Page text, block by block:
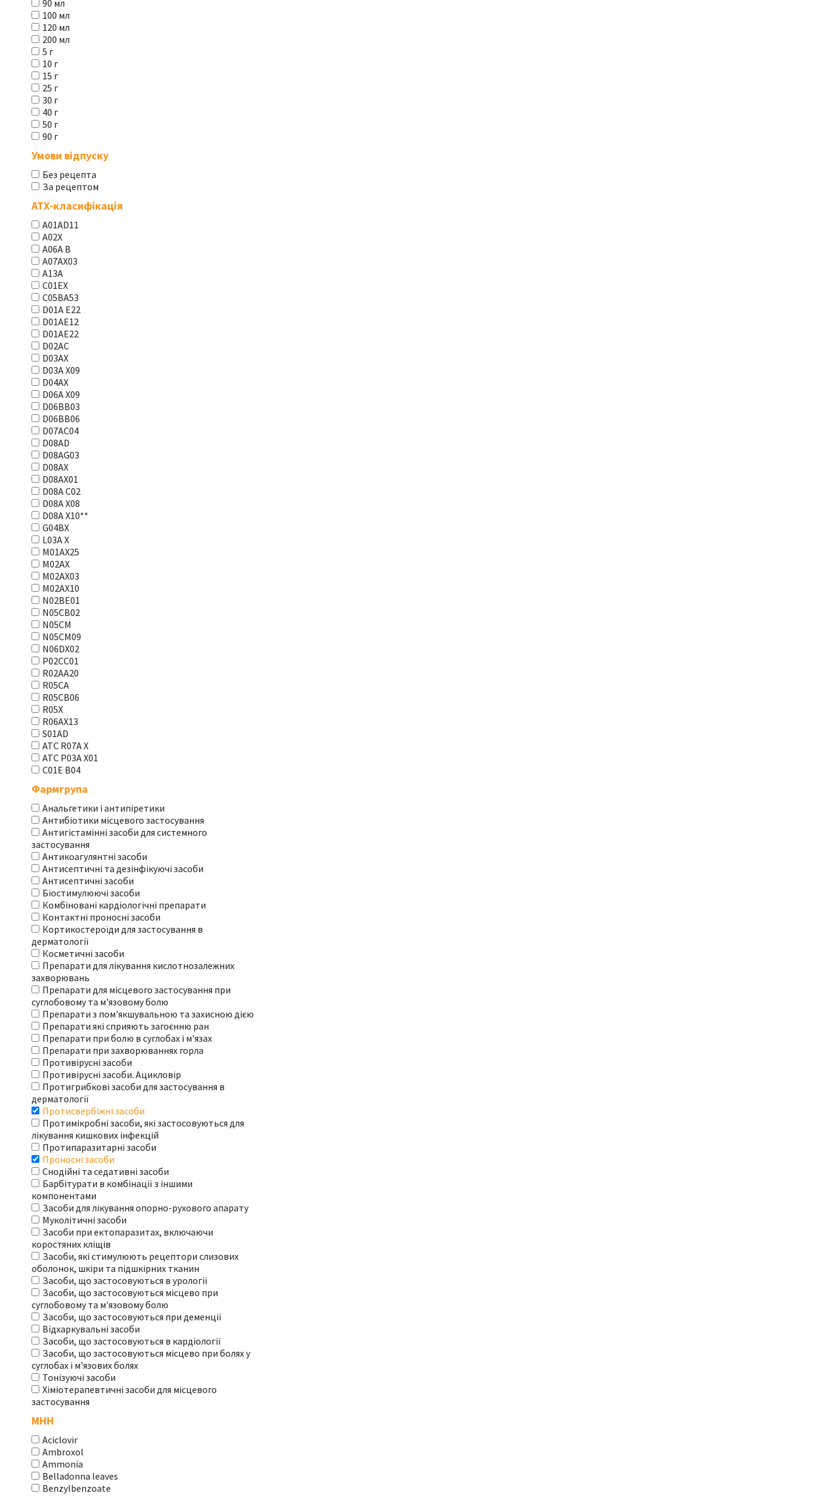
90 мл
100 мл
120 мл
200 мл
5 г
10 г
15 г
25 г
30 г
40 г
50 г
90 г
Умови відпуску
Без рецепта
За рецептом
АТХ-класифікація
A01AD11
A02X
A06A В
A07AX03
A13A
C01EX
C05BA53
D01A E22
D01AE12
D01AE22
D02AC
D03AX
D03A X09
D04AX
D06A X09
D06BB03
D06BB06
D07AC04
D08AD
D08AG03
D08AX
D08AX01
D08А С02
D08А Х08
D08А Х10**
G04BX
L03А Х
M01AX25
M02AX
M02AX03
M02AX10
N02BE01
N05CB02
N05CM
N05CM09
N06DX02
P02CC01
R02AA20
R05CA
R05CB06
R05X
R06AX13
S01AD
АТС R07A X
АТС Р03А Х01
С01Е В04
Фармгрупа
Анальгетики і антипіретики
Антибіотики місцевого застосування
Антигістамінні засоби для системного
застосування
Антикоагулянтні засоби
Антисептичні та дезінфікуючі засоби
Антисептичні засоби
Біостимулюючі засоби
Комбіновані кардіологічні препарати
Контактні проносні засоби
Кортикостероїди для застосування в
дерматології
Косметичні засоби
Препарати для лікування кислотнозалежних
захворювань
Препарати для місцевого застосування при
суглобовому та м'язовому болю
Препарати з пом'якшувальною та захисною дією
Препарати які сприяють загоєнню ран
Препарати при болю в суглобах і м'язах
Препарати при захворюваннях горла
Противірусні засоби
Противірусні засоби. Ацикловір
Протигрибкові засоби для застосування в
дерматології
Протисвербіжні засоби
Протимікробні засоби, які застосовуються для
лікування кишкових інфекцій
Протипаразитарні засоби
Проносні засоби
Снодійні та седативні засоби
Барбітурати в комбінації з іншими
компонентами
Засоби для лікування опорно-рухового апарату
Муколітичні засоби
Засоби при ектопаразитах, включаючи
коростяних кліщів
Засоби, які стимулюють рецептори слизових
оболонок, шкіри та підшкірних тканин
Засоби, що застосовуються в урології
Засоби, що застосовуються місцево при
суглобовому та м'язовому болю
Засоби, що застосовуються при деменції
Відхаркувальні засоби
Засоби, що застосовуються в кардіології
Засоби, що застосовуються місцево при болях у
суглобах і м'язових болях
Тонізуючі засоби
Хіміотерапевтичні засоби для місцевого
застосування
МНН
Aciclovir
Ambroxol
Ammonia
Belladonna leaves
Benzylbenzoate